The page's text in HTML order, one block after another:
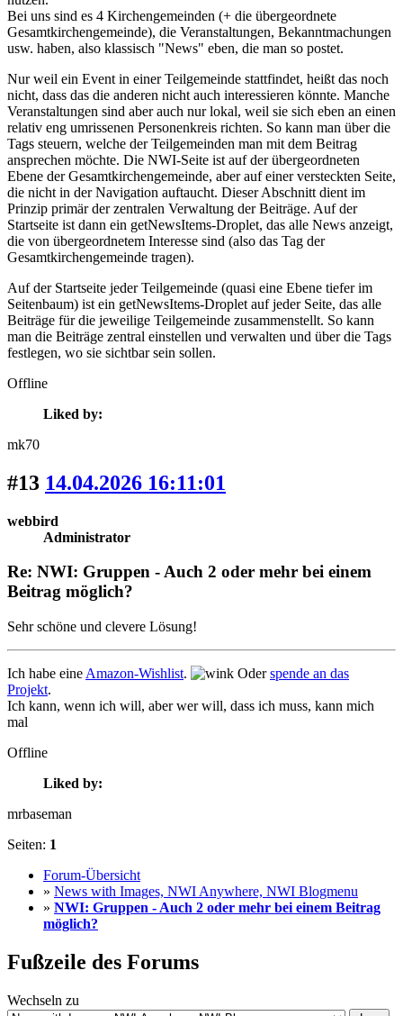
Bei uns sind es 4 Kirchengemeinden (+ die übergeordnete
Gesamtkirchengemeinde), die Veranstaltungen, Bekanntmachungen
usw. haben, also klassisch "News" eben, die man so postet.
Nur weil ein Event in einer Teilgemeinde stattfindet, heißt das noch
nicht, dass das die anderen nicht auch interessieren könnte. Manche
Veranstaltungen sind aber auch nur lokal, weil sie sich eben an einen
relativ eng umrissenen Personenkreis richten. So kann man über die
Tags steuern, welche der Teilgemeinden man mit dem Beitrag
ansprechen möchte. Die NWI-Seite ist auf der übergeordneten
Ebene der Gesamtkirchengemeinde, aber auf einer versteckten Seite,
die nicht in der Navigation auftaucht. Dieser Abschnitt dient im
Prinzip primär der zentralen Verwaltung der Beiträge. Auf der
Startseite ist dann ein getNewsItems-Droplet, das alle News anzeigt,
die von übergeordnetem Interesse sind (also das Tag der
Gesamtkirchengemeinde tragen).
Auf der Startseite jeder Teilgemeinde (quasi eine Ebene tiefer im
Seitenbaum) ist ein getNewsItems-Droplet auf jeder Seite, das alle
Beiträge für die jeweilige Teilgemeinde zusammenstellt. So kann
man die Beiträge zentral einstellen und verwalten und über die Tags
festlegen, wo sie sichtbar sein sollen.
Offline
Liked by:
mk70
#13 14.04.2026 16:11:01
webbird
Administrator
Re: NWI: Gruppen - Auch 2 oder mehr bei einem
Beitrag möglich?
Sehr schöne und clevere Lösung!
Ich habe eine Amazon-Wishlist. Oderspende an das
Projekt.
Ich kann, wenn ich will, aber wer will, dass ich muss, kann mich
mal
Offline
Liked by:
mrbaseman
Seiten: 1
Forum-Übersicht
» News with Images, NWI Anywhere, NWI Blogmenu
» NWI: Gruppen - Auch 2 oder mehr bei einem Beitrag
möglich?
Fußzeile des Forums
Wechseln zu